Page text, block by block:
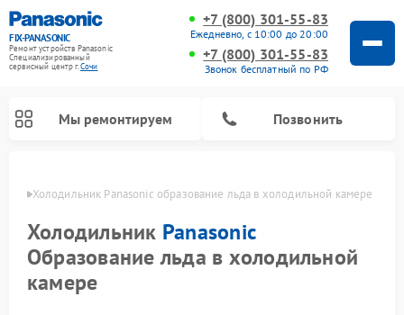
FIX-PANASONIC
Ремонт устройств Panasonic
Специализированный
cервисный центр г.Сочи
+7 (800) 301-55-83
Ежедневно, с 10:00 до 20:00
+7 (800) 301-55-83
Звонок бесплатный по РФ
Мы ремонтируем Позвонить
Холодильник Panasonic образование льда в холодильной камере
Холодильник Panasonic
Образование льда в холодильной
камере